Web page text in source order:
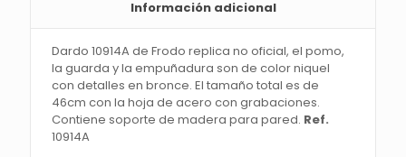
Información adicional
Dardo 10914A de Frodo replica no oficial, el pomo,
la guarda y la empuñadura son de color niquel
con detalles en bronce. El tamaño total es de
46cm con la hoja de acero con grabaciones.
Contiene soporte de madera para pared. Ref.
10914A